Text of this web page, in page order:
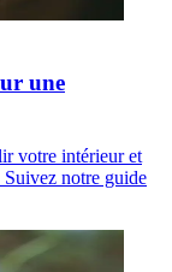
une
votre intérieur et
Suivez notre guide